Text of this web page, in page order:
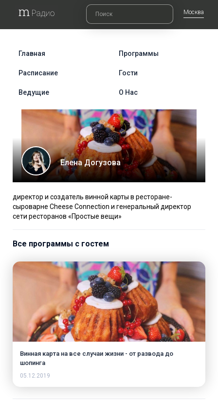
Москва
Главная Программы
Расписание Гости
Ведущие О Нас
Елена Догузова
директор и создатель винной карты в ресторане-
сыроварне Cheese Connection и генеральный директор
сети ресторанов «Простые вещи»
Все программы с гостем
Винная карта на все случаи жизни - от развода до
шопинга
05.12.2019